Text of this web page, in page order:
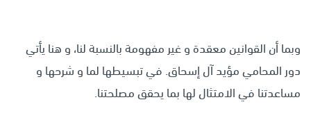
وبما أن القوانين معقدة و غير مفهومة بالنسبة لنا، و هنا يأتي
دور المحامي مؤيد آل إسحاق. في تبسيطها لما و شرحها و
مساعدتنا في الامتثال لها بما يحقق مصلحتنا.